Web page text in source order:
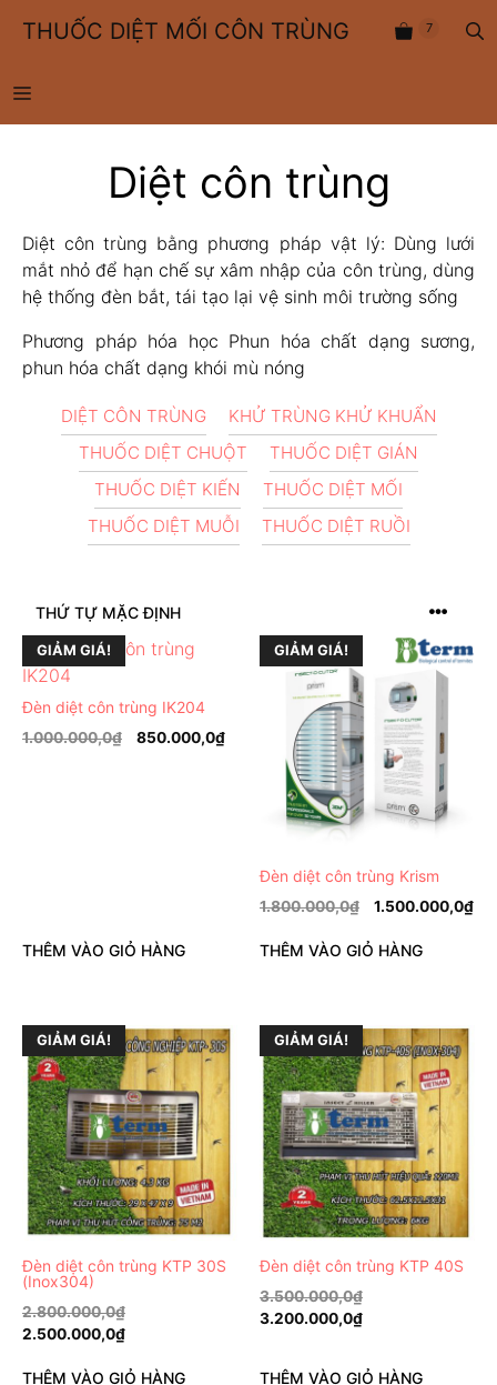
đến
dung
THUỐC DIỆT MỐI CÔN TRÙNG
MENU
7
Diệt côn trùng
Diệt côn trùng bằng phương pháp vật lý: Dùng lưới
mắt nhỏ để hạn chế sự xâm nhập của côn trùng, dùng
hệ thống đèn bắt, tái tạo lại vệ sinh môi trường sống
Phương pháp hóa học Phun hóa chất dạng sương,
phun hóa chất dạng khói mù nóng
DIỆT CÔN TRÙNG
KHỬ TRÙNG KHỬ KHUẨN
THUỐC DIỆT CHUỘT
THUỐC DIỆT GIÁN
THUỐC DIỆT KIẾN
THUỐC DIỆT MỐI
THUỐC DIỆT MUỖI
THUỐC DIỆT RUỒI
GIẢM GIÁ!
Đèn diệt côn trùng IK204
1.000.000,0₫ 850.000,0₫
THÊM VÀO GIỎ HÀNG
GIẢM GIÁ!
Đèn diệt côn trùng Krism
1.800.000,0₫ 1.500.000,0₫
THÊM VÀO GIỎ HÀNG
GIẢM GIÁ!
Đèn diệt côn trùng KTP 30S
(Inox304)
2.800.000,0₫
2.500.000,0₫
THÊM VÀO GIỎ HÀNG
GIẢM GIÁ!
Đèn diệt côn trùng KTP 40S
3.500.000,0₫
3.200.000,0₫
THÊM VÀO GIỎ HÀNG